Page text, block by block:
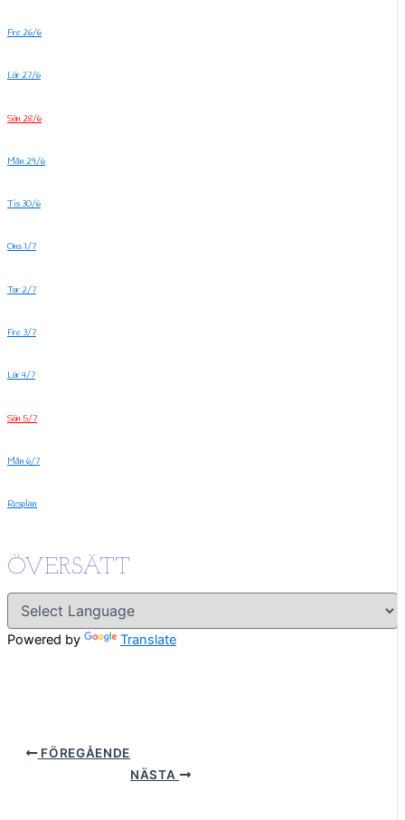
Fre 26/6
Lör 27/6
Sön 28/6
Mån 29/6
Tis 30/6
Ons 1/7
Tor 2/7
Fre 3/7
Lör 4/7
Sön 5/7
Mån 6/7
Resplan
ÖVERSÄTT
Powered by Translate
FÖREGÅENDE
NÄSTA